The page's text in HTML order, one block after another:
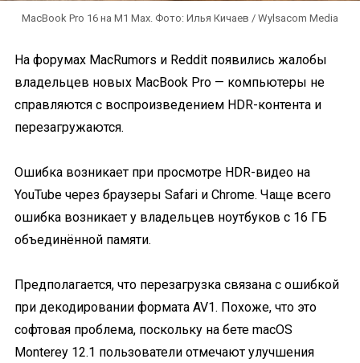
MacBook Pro 16 на M1 Max. Фото: Илья Кичаев / Wylsacom Media
На форумах MacRumors и Reddit появились жалобы
владельцев новых MacBook Pro — компьютеры не
справляются с воспроизведением HDR-контента и
перезагружаются.
Ошибка возникает при просмотре HDR-видео на
YouTube через браузеры Safari и Chrome. Чаще всего
ошибка возникает у владельцев ноутбуков с 16 ГБ
объединённой памяти.
Предполагается, что перезагрузка связана с ошибкой
при декодировании формата AV1. Похоже, что это
софтовая проблема, поскольку на бете macOS
Monterey 12.1 пользователи отмечают улучшения